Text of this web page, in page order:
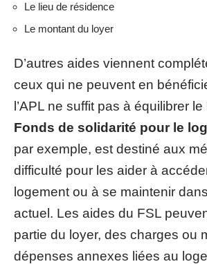
Le lieu de résidence
Le montant du loyer
D’autres aides viennent
ceux qui ne peuvent en
l’APL ne suffit pas à équilibrer
Fonds de solidarité pour le
par exemple, est destiné aux
difficulté pour les aider à
logement ou à se maintenir
actuel. Les aides du FSL
partie du loyer, des charges ou
dépenses annexes liées au